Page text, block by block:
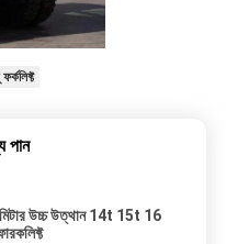
পান
মিটার উচ্চ উত্থান 14t 15t 16